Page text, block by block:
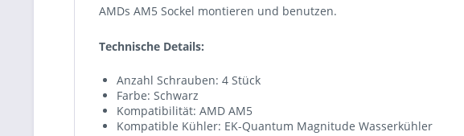
AMDs AM5 Sockel montieren und benutzen.
Technische Details:
Anzahl Schrauben: 4 Stück
Farbe: Schwarz
Kompatibilität: AMD AM5
Kompatible Kühler: EK-Quantum Magnitude Wasserkühler